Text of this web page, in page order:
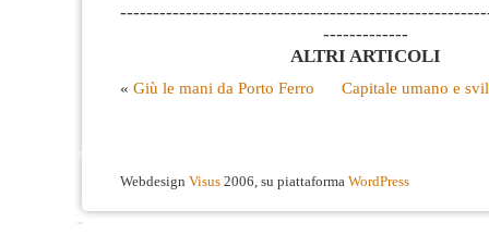
-------------
ALTRI ARTICOLI
« Giù le mani da Porto Ferro Capitale umano e
Webdesign Visus 2006, su piattaforma WordPress